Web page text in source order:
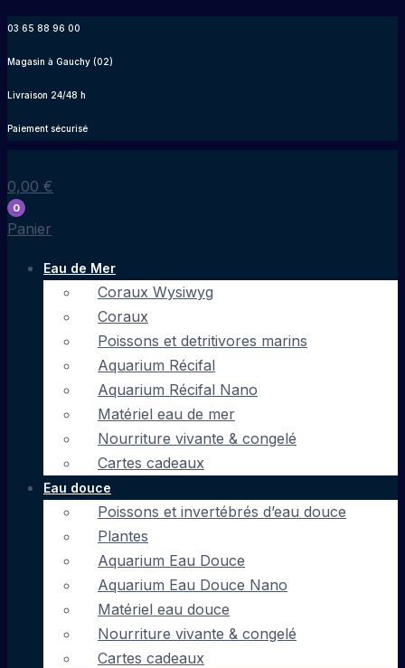
contenu
03 65 88 96 00
Magasin à Gauchy (02)
Livraison 24/48 h
Paiement sécurisé
0,00 €
0
Panier
Eau de Mer
Coraux Wysiwyg
Coraux
Poissons et detritivores marins
Aquarium Récifal
Aquarium Récifal Nano
Matériel eau de mer
Nourriture vivante & congelé
Cartes cadeaux
Eau douce
Poissons et invertébrés d’eau douce
Plantes
Aquarium Eau Douce
Aquarium Eau Douce Nano
Matériel eau douce
Nourriture vivante & congelé
Cartes cadeaux